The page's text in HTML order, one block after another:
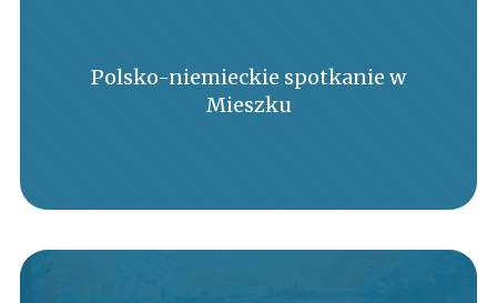
Polsko-niemieckie spotkanie w
Mieszku